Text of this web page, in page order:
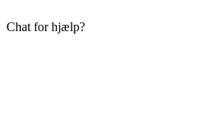
Chat for hjælp?